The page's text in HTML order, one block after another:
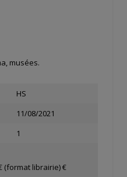
musées.
HS
11/08/2021
1
(format librairie) €